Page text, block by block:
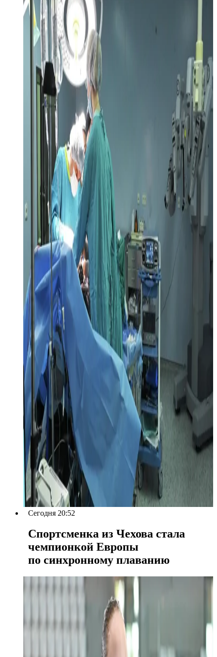
Сегодня 20:52
Спортсменка из Чехова стала
чемпионкой Европы
по синхронному плаванию